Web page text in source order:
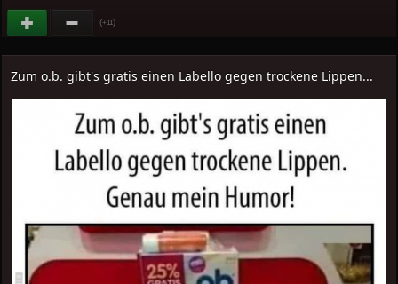
(+11)
Zum o.b. gibt's gratis einen Labello gegen trockene Lippen...